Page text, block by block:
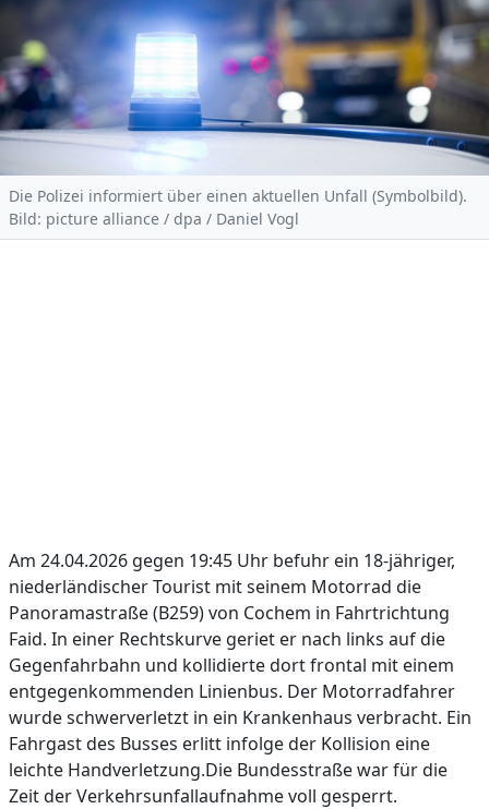
Die Polizei informiert über einen aktuellen Unfall (Symbolbild).
Bild: picture alliance / dpa / Daniel Vogl
Am 24.04.2026 gegen 19:45 Uhr befuhr ein 18-jähriger,
niederländischer Tourist mit seinem Motorrad die
Panoramastraße (B259) von Cochem in Fahrtrichtung
Faid. In einer Rechtskurve geriet er nach links auf die
Gegenfahrbahn und kollidierte dort frontal mit einem
entgegenkommenden Linienbus. Der Motorradfahrer
wurde schwerverletzt in ein Krankenhaus verbracht. Ein
Fahrgast des Busses erlitt infolge der Kollision eine
leichte Handverletzung.Die Bundesstraße war für die
Zeit der Verkehrsunfallaufnahme voll gesperrt.